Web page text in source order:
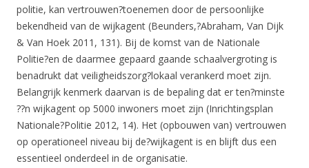
politie, kan vertrouwen?toenemen door de persoonlijke
bekendheid van de wijkagent (Beunders,?Abraham, Van Dijk
& Van Hoek 2011, 131). Bij de komst van de Nationale
Politie?en de daarmee gepaard gaande schaalvergroting is
benadrukt dat veiligheidszorg?lokaal verankerd moet zijn.
Belangrijk kenmerk daarvan is de bepaling dat er ten?minste
??n wijkagent op 5000 inwoners moet zijn (Inrichtingsplan
Nationale?Politie 2012, 14). Het (opbouwen van) vertrouwen
op operationeel niveau bij de?wijkagent is en blijft dus een
essentieel onderdeel in de organisatie.